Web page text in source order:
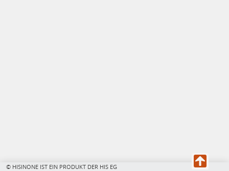
© HISINONE IST EIN PRODUKT DER HIS EG